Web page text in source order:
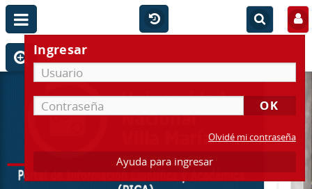
Ingresar
Olvidé mi contraseña
Ayuda para ingresar